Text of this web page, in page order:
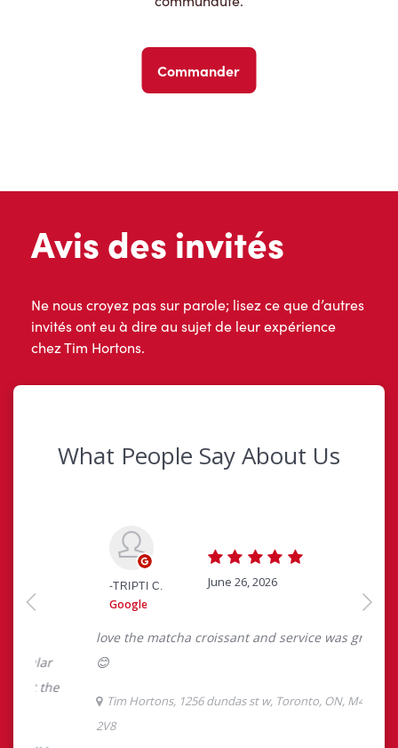
Commander
Avis des invités
Ne nous croyez pas sur parole; lisez ce que d’autres
invités ont eu à dire au sujet de leur expérience
chez Tim Hortons.